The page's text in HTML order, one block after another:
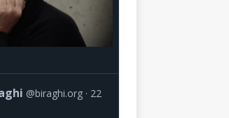
@biraghi.org
22